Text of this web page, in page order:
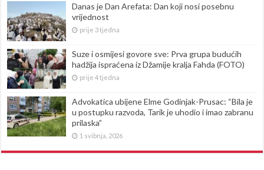
Danas je Dan Arefata: Dan koji nosi posebnu
vrijednost
prije 3 tjedna
Suze i osmijesi govore sve: Prva grupa budućih
hadžija ispraćena iz Džamije kralja Fahda (FOTO)
prije 4 tjedna
Advokatica ubijene Elme Godinjak-Prusac: “Bila je
u postupku razvoda, Tarik je uhodio i imao zabranu
prilaska”
1 svibnja, 2026